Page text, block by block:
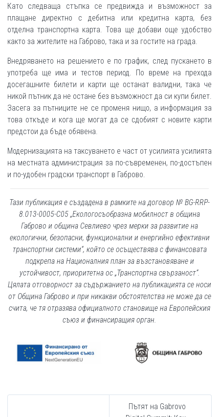
Като следваща стъпка се предвижда и възможност за
плащане директно с дебитна или кредитна карта, без
отделна транспортна карта. Това ще добави още удобство
както за жителите на Габрово, така и за гостите на града.
Внедряването на решението е по график, след пускането в
употреба ще има и тестов период. По време на прехода
досегашните билети и карти ще останат валидни, така че
никой пътник да не остане без възможност да си купи билет.
Засега за пътниците не се променя нищо, а информация за
това откъде и кога ще могат да се сдобият с новите карти
предстои да бъде обявена.
Модернизацията на таксуването е част от усилията усилията
на местната администрация за по-съвременен, по-достъпен
и по-удобен градски транспорт в Габрово.
Тази публикация е създадена в рамките на договор № BG-RRP-
8.013-0005-С05 „Екологосъобразна мобилност в община
Габрово и община Севлиево чрез мерки за развитие на
екологични, безопасни, функционални и енергийно ефективни
транспортни системи“, който се осъществява с финансовата
подкрепа на Националния план за възстановяване и
устойчивост, приоритетна ос „Транспортна свързаност“.
Цялата отговорност за съдържанието на публикацията се носи
от Община Габрово и при никакви обстоятелства не може да се
счита, че тя отразява официалното становище на Европейския
съюз и финансиращия орган.
Пътят на Gabrovo